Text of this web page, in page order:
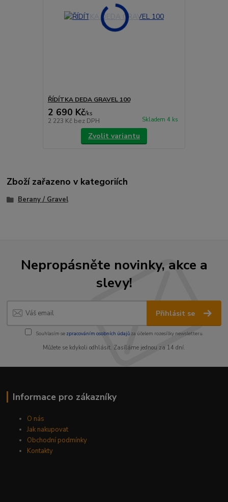
ŘÍDÍTKA DEDA GRAVEL 100
2 690 Kč/ks
2 223 Kč bez DPH Skladem 4 ks
Zvolit variantu
Zboží zařazeno v kategoriích
Berany / Gravel
Nepropásněte novinky, akce a
slevy!
Přihlásit se
Souhlasím se zpracováním osobních údajůza účelem rozesílky newsletteru.
Můžete se kdykoli odhlásit. Zasíláme jednou za 14 dní.
Informace pro zákazníky
O nás
Jak nakupovat
Obchodní podmínky
Kontakty